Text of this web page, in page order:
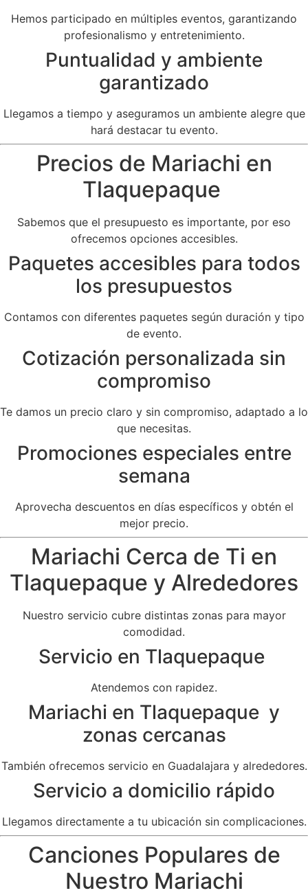
Hemos participado en múltiples eventos, garantizando
profesionalismo y entretenimiento.
Puntualidad y ambiente
garantizado
Llegamos a tiempo y aseguramos un ambiente alegre que
hará destacar tu evento.
Precios de Mariachi en
Tlaquepaque
Sabemos que el presupuesto es importante, por eso
ofrecemos opciones accesibles.
Paquetes accesibles para todos
los presupuestos
Contamos con diferentes paquetes según duración y tipo
de evento.
Cotización personalizada sin
compromiso
Te damos un precio claro y sin compromiso, adaptado a lo
que necesitas.
Promociones especiales entre
semana
Aprovecha descuentos en días específicos y obtén el
mejor precio.
Mariachi Cerca de Ti en
Tlaquepaque y Alrededores
Nuestro servicio cubre distintas zonas para mayor
comodidad.
Servicio en Tlaquepaque
Atendemos con rapidez.
Mariachi en Tlaquepaque y
zonas cercanas
También ofrecemos servicio en Guadalajara y alrededores.
Servicio a domicilio rápido
Llegamos directamente a tu ubicación sin complicaciones.
Canciones Populares de
Nuestro Mariachi